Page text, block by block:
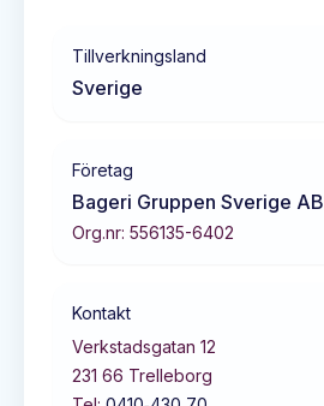
Tillverkningsland
Sverige
Företag
Bageri Gruppen Sverige AB
Org.nr: 556135-6402
Kontakt
Verkstadsgatan 12
231 66 Trelleborg